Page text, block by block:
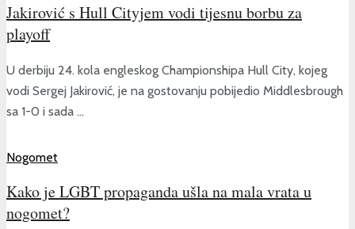
Jakirović s Hull Cityjem vodi tijesnu borbu za
playoff
U derbiju 24. kola engleskog Championshipa Hull City, kojeg
vodi Sergej Jakirović, je na gostovanju pobijedio Middlesbrough
sa 1-0 i sada ...
Nogomet
Kako je LGBT propaganda ušla na mala vrata u
nogomet?